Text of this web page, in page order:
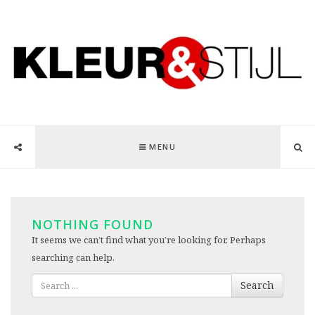
MENU
NOTHING FOUND
It seems we can’t find what you’re looking for. Perhaps
searching can help.
Search